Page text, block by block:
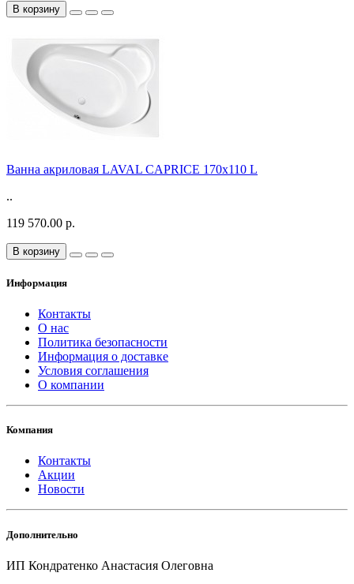
В корзину
Ванна акриловая LAVAL CAPRICE 170x110 L
..
119 570.00 р.
В корзину
Информация
Контакты
О нас
Политика безопасности
Информация о доставке
Условия соглашения
О компании
Компания
Контакты
Акции
Новости
Дополнительно
ИП Кондратенко Анастасия Олеговна